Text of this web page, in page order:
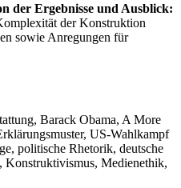
der Ergebnisse und Ausblick:
der Konstruktion
sowie Anregungen für
Barack Obama, A More
US-Wahlkampf
politische Rhetorik, deutsche
Konstruktivismus, Medienethik,